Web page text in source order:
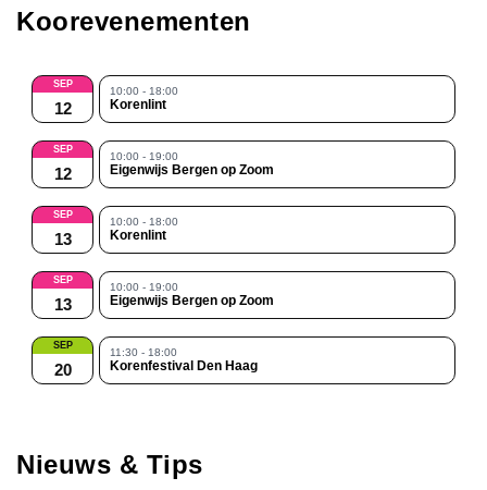
Koorevenementen
SEP
12
10:00 - 18:00
Korenlint
SEP
12
10:00 - 19:00
Eigenwijs Bergen op Zoom
SEP
13
10:00 - 18:00
Korenlint
SEP
13
10:00 - 19:00
Eigenwijs Bergen op Zoom
SEP
20
11:30 - 18:00
Korenfestival Den Haag
Nieuws & Tips